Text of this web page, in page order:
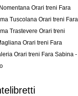
Orari treni Fara
Tuscolana Orari treni Fara
Trastevere Orari treni
Orari treni Fara
Orari treni Fara Sabina -